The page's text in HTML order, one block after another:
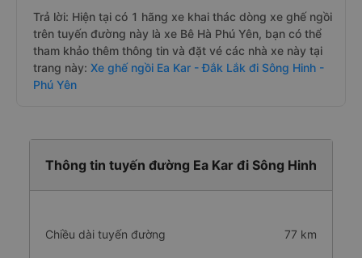
Trả lời: Hiện tại có 1 hãng xe khai thác dòng xe ghế ngồi
trên tuyến đường này là xe Bê Hà Phú Yên, bạn có thể
tham khảo thêm thông tin và đặt vé các nhà xe này tại
trang này: Xe ghế ngồi Ea Kar - Đắk Lắk đi Sông Hinh -
Phú Yên
Thông tin tuyến đường Ea Kar đi Sông Hinh
Chiều dài tuyến đường 77 km